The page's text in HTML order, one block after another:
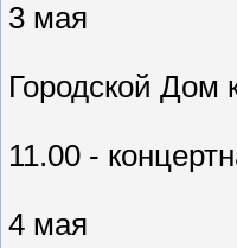
3 мая
Городской Дом
11.00 -
4 мая